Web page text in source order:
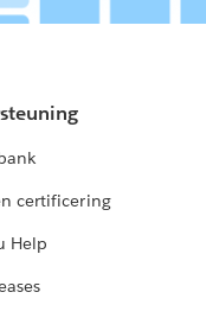
certificering
Help